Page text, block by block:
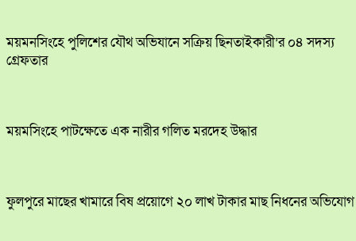
ময়মনসিংহে পুলিশের যৌথ অভিযানে সক্রিয় ছিনতাইকারী’র ০৪ সদস্য
গ্রেফতার
ময়মসিংহে পাটক্ষেতে এক নারীর গলিত মরদেহ উদ্ধার
ফুলপুরে মাছের খামারে বিষ প্রয়োগে ২০ লাখ টাকার মাছ নিধনের অভিযোগ